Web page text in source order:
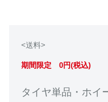
<送料>
期間限定 0円(税込)
タイヤ単品・ホイ